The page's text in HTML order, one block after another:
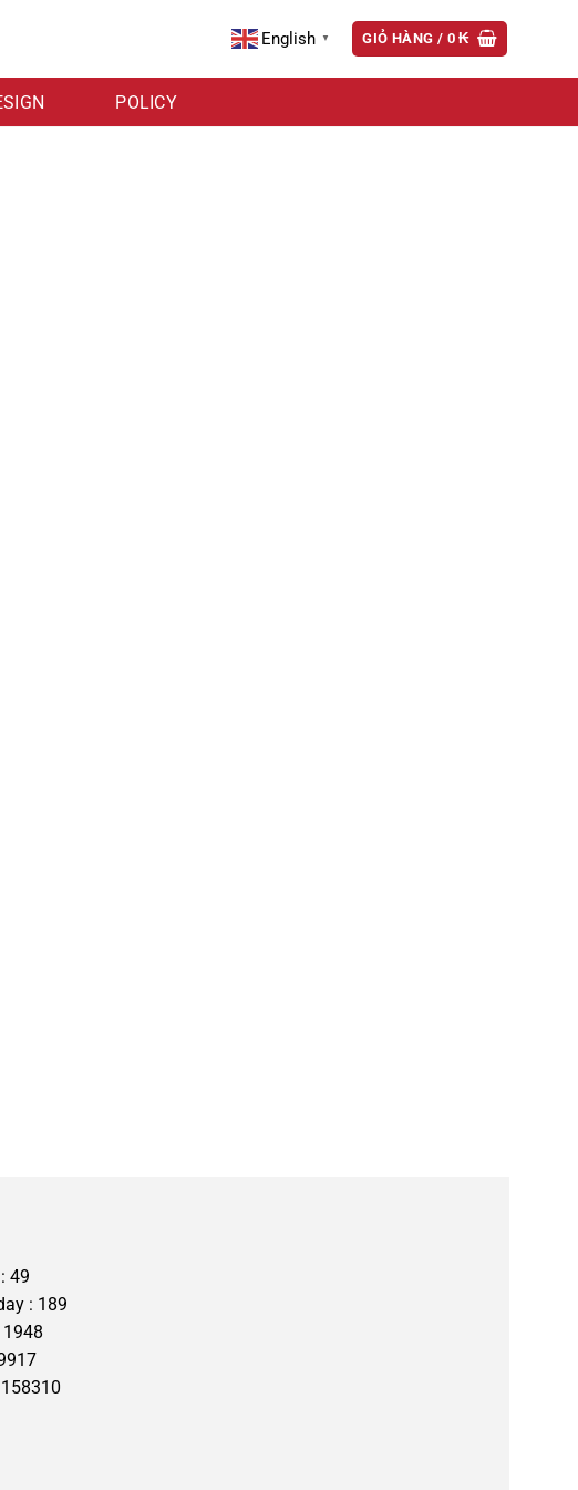
English ▼ GIỎ HÀNG / 0₭
POLICY
49
: 189